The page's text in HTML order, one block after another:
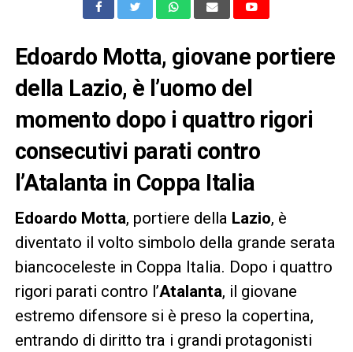
Edoardo Motta, giovane portiere
della Lazio, è l’uomo del
momento dopo i quattro rigori
consecutivi parati contro
l’Atalanta in Coppa Italia
Edoardo Motta, portiere della Lazio, è
diventato il volto simbolo della grande serata
biancoceleste in Coppa Italia. Dopo i quattro
rigori parati contro l’Atalanta, il giovane
estremo difensore si è preso la copertina,
entrando di diritto tra i grandi protagonisti